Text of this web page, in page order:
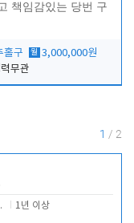
책임감있는 당번 구
홀구 월 3,000,000원
무관
1 / 2
업무 1년 이상